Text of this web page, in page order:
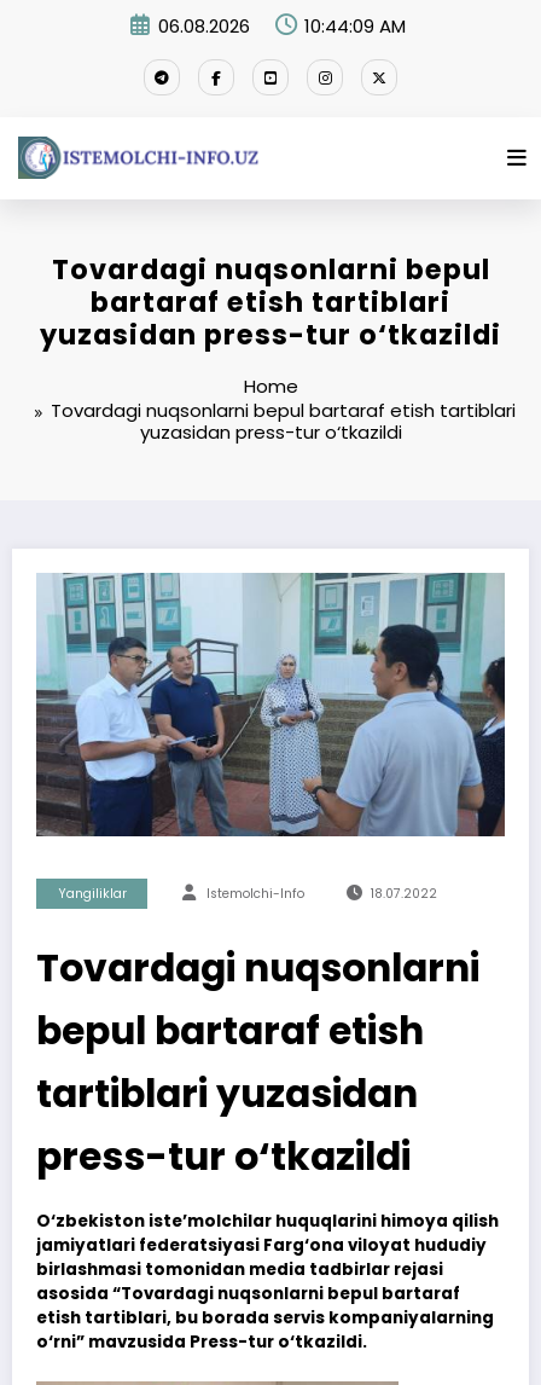
06.08.2026 10:44:10 AM
Tovardagi nuqsonlarni bepul
bartaraf etish tartiblari
yuzasidan press-tur o‘tkazildi
Home
Tovardagi nuqsonlarni bepul bartaraf etish tartiblari
yuzasidan press-tur o‘tkazildi
Yangiliklar Istemolchi-Info 18.07.2022
Tovardagi nuqsonlarni
bepul bartaraf etish
tartiblari yuzasidan
press-tur o‘tkazildi
O‘zbekiston iste’molchilar huquqlarini himoya qilish
jamiyatlari federatsiyasi Farg‘ona viloyat hududiy
birlashmasi tomonidan media tadbirlar rejasi
asosida “Tovardagi nuqsonlarni bepul bartaraf
etish tartiblari, bu borada servis kompaniyalarning
o‘rni” mavzusida Press-tur o‘tkazildi.